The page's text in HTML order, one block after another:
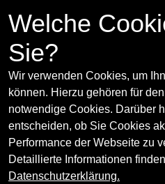
Welche
Sie?
Wir verwenden Cookies, um
können. Hierzu gehören für
notwendige Cookies. Darüber
entscheiden, ob Sie Cookies
Performance der Webseite zu
Detaillierte Informationen
Datenschutzerklärung.
11.9 - 17.10.2015
Layr, Singerstraße 27,
www.emanuellayr.com
Curator(s):
Catherine Chevalier &
Catherine Chevalier –
in Paris and Benjamin
works in Vienna
Artist(s):